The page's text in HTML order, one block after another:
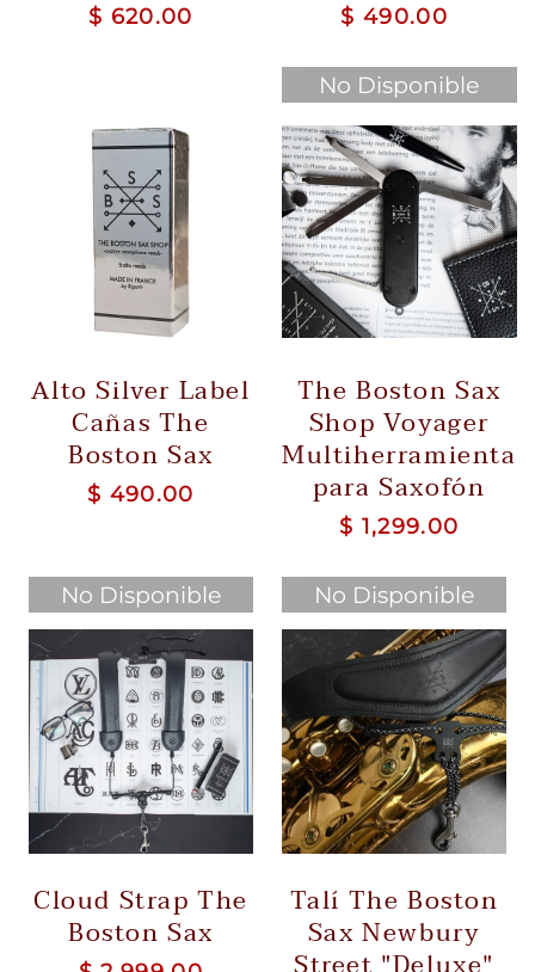
$ 620.00 $ 490.00
Alto Silver Label
Cañas The
Boston Sax
$ 490.00
No Disponible
The Boston Sax
Shop Voyager
Multiherramienta
para Saxofón
$ 1,299.00
No Disponible
Cloud Strap The
Boston Sax
No Disponible
Talí The Boston
Sax Newbury